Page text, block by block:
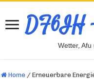
DF6IH
Wetter,
Home / Erneuerbare